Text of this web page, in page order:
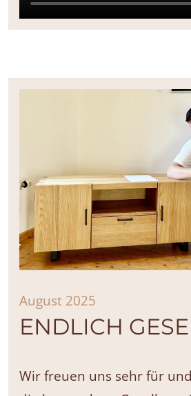
August 2025
ENDLICH
Wir freuen uns sehr für